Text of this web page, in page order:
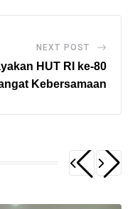
NEXT POST
HUT RI ke-80
Kebersamaan